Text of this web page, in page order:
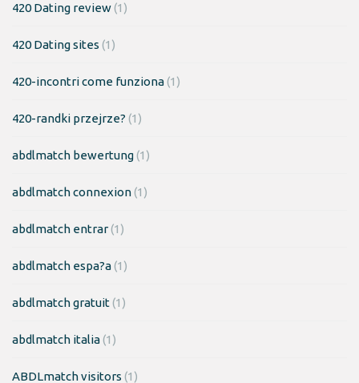
420 Dating review(1)
420 Dating sites (1)
420-incontri come funziona(1)
420-randki przejrze? (1)
abdlmatch bewertung(1)
abdlmatch connexion(1)
abdlmatch entrar(1)
abdlmatch espa?a(1)
abdlmatch gratuit(1)
abdlmatch italia(1)
ABDLmatch visitors (1)